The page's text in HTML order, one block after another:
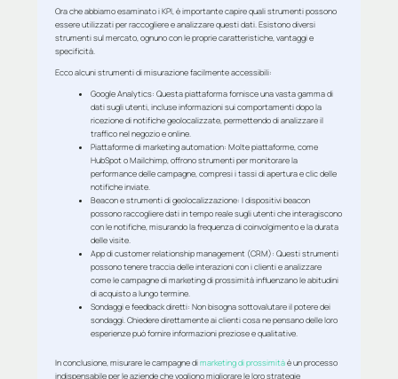
Ora che abbiamo esaminato i KPI, è importante capire quali strumenti possono
essere utilizzati per raccogliere e analizzare questi dati. Esistono diversi
strumenti sul mercato, ognuno con le proprie caratteristiche, vantaggi e
specificità.
Ecco alcuni strumenti di misurazione facilmente accessibili:
Google Analytics: Questa piattaforma fornisce una vasta gamma di
dati sugli utenti, incluse informazioni sui comportamenti dopo la
ricezione di notifiche geolocalizzate, permettendo di analizzare il
traffico nel negozio e online.
Piattaforme di marketing automation: Molte piattaforme, come
HubSpot o Mailchimp, offrono strumenti per monitorare la
performance delle campagne, compresi i tassi di apertura e clic delle
notifiche inviate.
Beacon e strumenti di geolocalizzazione: I dispositivi beacon
possono raccogliere dati in tempo reale sugli utenti che interagiscono
con le notifiche, misurando la frequenza di coinvolgimento e la durata
delle visite.
App di customer relationship management (CRM): Questi strumenti
possono tenere traccia delle interazioni con i clienti e analizzare
come le campagne di marketing di prossimità influenzano le abitudini
di acquisto a lungo termine.
Sondaggi e feedback diretti: Non bisogna sottovalutare il potere dei
sondaggi. Chiedere direttamente ai clienti cosa ne pensano delle loro
esperienze può fornire informazioni preziose e qualitative.
In conclusione, misurare le campagne dimarketing di prossimitàè un processo
indispensabile per le aziende che vogliono migliorare le loro strategie